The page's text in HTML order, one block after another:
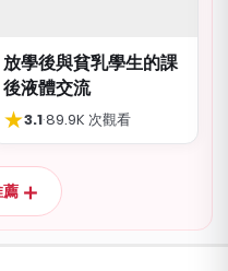
放學後與貧乳學生的課
後液體交流
★3.1·89.9K 次觀看
＋